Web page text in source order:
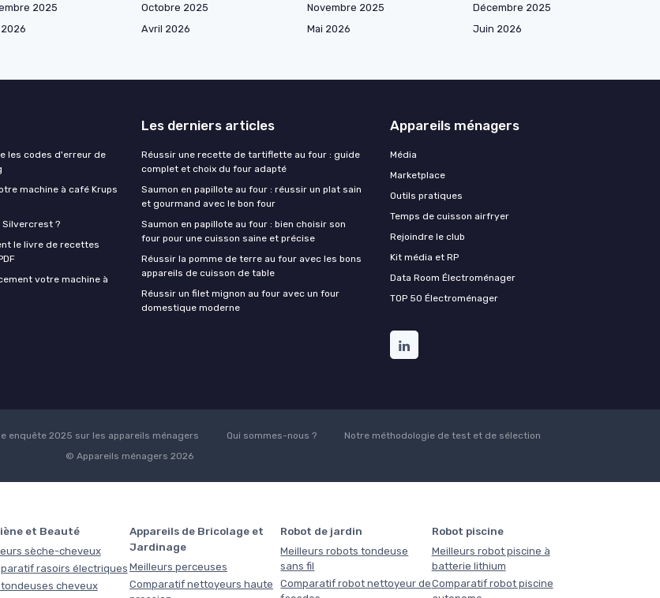
2025 Octobre 2025 Novembre 2025
Décembre 2025
Avril 2026 Mai 2026
Juin 2026
les codes d'erreur de
machine à café Krups
Silvercrest ?
le livre de recettes
votre machine à
Les derniers articles
Réussir une recette de tartiflette au four : guide
complet et choix du four adapté
Saumon en papillote au four : réussir un plat sain
et gourmand avec le bon four
Saumon en papillote au four : bien choisir son
four pour une cuisson saine et précise
Réussir la pomme de terre au four avec les bons
appareils de cuisson de table
Réussir un filet mignon au four avec un four
domestique moderne
Appareils ménagers
Média
Marketplace
Outils pratiques
Temps de cuisson airfryer
Rejoindre le club
Kit média et RP
Data Room Électroménager
TOP 50 Électroménager
enquête 2025 sur les appareils ménagers Qui sommes-nous ?
Notre méthodologie de test et de sélection
© Appareils ménagers 2026
et Beauté
sèche-cheveux
rasoirs électriques
tondeuses cheveux
Appareils de Bricolage et
Jardinage
Meilleurs perceuses
Comparatif nettoyeurs haute
Robot de jardin
Meilleurs robots tondeuse
sans fil
Comparatif robot nettoyeur de
Robot piscine
Meilleurs robot piscine à
batterie lithium
Comparatif robot piscine